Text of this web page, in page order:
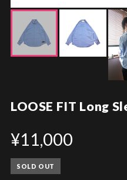
LOOSE FIT Long
¥11,000
SOLD OUT